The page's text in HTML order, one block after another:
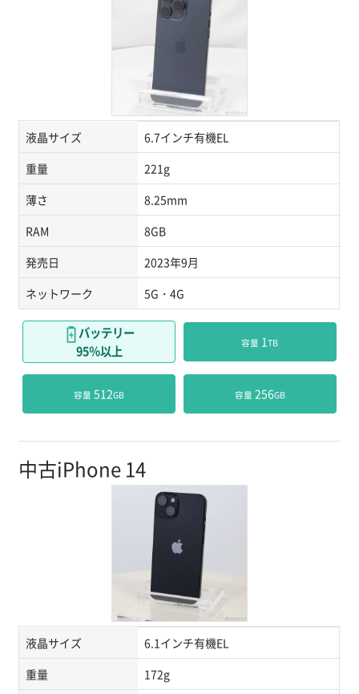
液晶サイズ
6.7インチ有機EL
重量
221g
薄さ
8.25mm
RAM
8GB
発売日
2023年9月
ネットワーク
5G・4G
バッテリー
95％以上
容量 1TB
容量 512GB 容量 256GB
中古iPhone 14
液晶サイズ
6.1インチ有機EL
重量
172g